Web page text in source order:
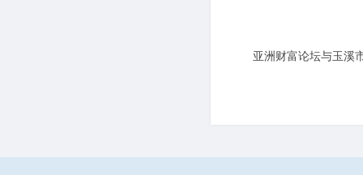
亚洲财富论坛与玉溪